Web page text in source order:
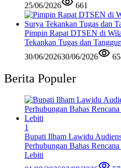
25/06/2026
661
Pimpin Rapat DTSEN di
Tekankan Tugas dan
30/06/202630/06/2026
Berita Populer
1
Bupati Ilham Lawidu
Perhubungan Bahas
Lebiti